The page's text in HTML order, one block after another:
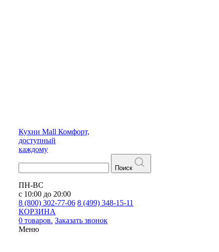
Кухни Mall Комфорт,
доступный
каждому
Поиск
ПН-ВС
с 10:00 до 20:00
8 (800) 302-77-06 8 (499) 348-15-11
КОРЗИНА
0 товаров. Заказать звонок
Меню